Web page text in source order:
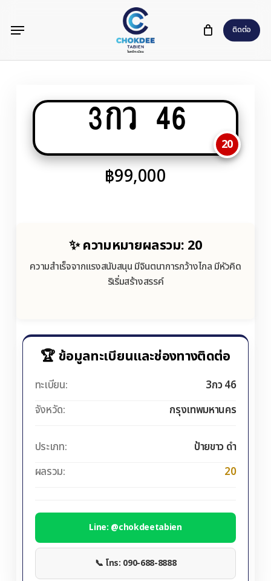
content
ติดต่อ
Menu
3กว 46
20
฿99,000
✨ ความหมายผลรวม: 20
ความสำเร็จจากแรงสนับสนุน มีจินตนาการกว้างไกล มีหัวคิด
ริเริ่มสร้างสรรค์
🏆 ข้อมูลทะเบียนและช่องทางติดต่อ
ทะเบียน:
3กว 46
จังหวัด:
กรุงเทพมหานคร
ประเภท:
ป้ายขาว ดำ
ผลรวม:
20
Line: @chokdeetabien
📞 โทร: 090-688-8888